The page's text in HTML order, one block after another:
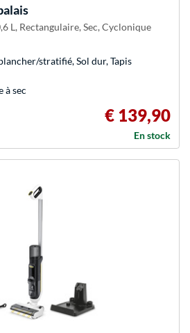
L, Rectangulaire, Sec, Cyclonique
stratifié, Sol dur, Tapis
à sec
€ 139,90
En stock